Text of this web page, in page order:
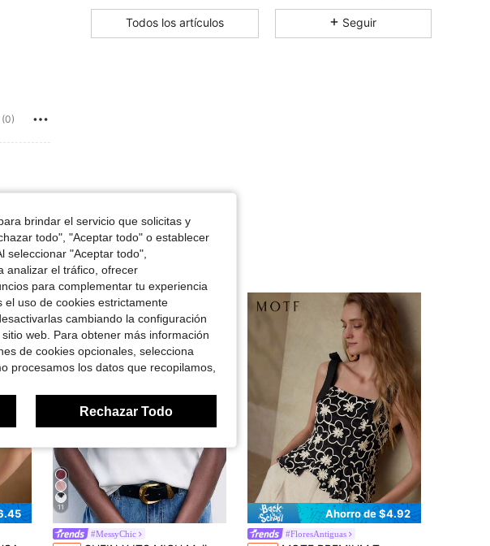
4.88 14K 4.5M
4.88
4.88
Todos los artículos Seguir
11
#MessyChic
#1 Más vendidos
en Perder Camisetas sin mangas y camisetas sin man
Ahorro de $4.92
#FloresAntiguas
brindar el servicio que solicitas y
todo", "Aceptar todo" o establecer
seleccionar "Aceptar todo",
analizar el tráfico, ofrecer
para complementar tu experiencia
el uso de cookies estrictamente
cambiando la configuración
web. Para obtener más información
de cookies opcionales, selecciona
procesamos los datos que recopilamos,
Rechazar Todo